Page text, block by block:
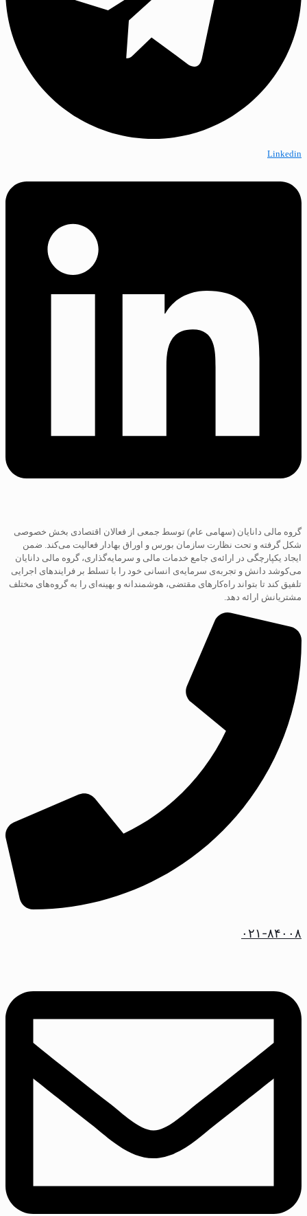
Linkedin
گروه مالی دانایان (سهامی عام) توسط جمعی از فعالان اقتصادی بخش خصوصی
شکل گرفته و تحت نظارت سازمان بورس و اوراق بهادار فعالیت می‌کند. ضمن
ایجاد یکپارچگی در ارائه‌ی جامع خدمات مالی و سرمایه‌گذاری، گروه مالی دانایان
می‌کوشد دانش و تجربه‌ی سرمایه‌ی انسانی خود را با تسلط بر فرایند‌های اجرایی
تلفیق کند تا بتواند راه‌کارهای مقتضی، هوشمندانه و بهینه‌ای را به گروه‌های مختلف
مشتریانش ارائه دهد.
۰۲۱-۸۴۰۰۸